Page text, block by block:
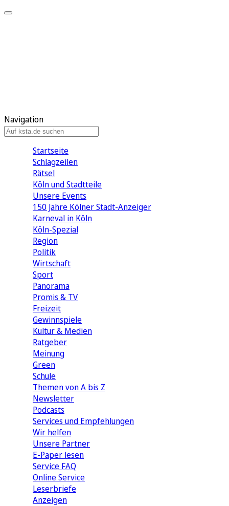
Navigation
Startseite
Schlagzeilen
Rätsel
Köln und Stadtteile
Unsere Events
150 Jahre Kölner Stadt-Anzeiger
Karneval in Köln
Köln-Spezial
Region
Politik
Wirtschaft
Sport
Panorama
Promis & TV
Freizeit
Gewinnspiele
Kultur & Medien
Ratgeber
Meinung
Green
Schule
Themen von A bis Z
Newsletter
Podcasts
Services und Empfehlungen
Wir helfen
Unsere Partner
E-Paper lesen
Service FAQ
Online Service
Leserbriefe
Anzeigen